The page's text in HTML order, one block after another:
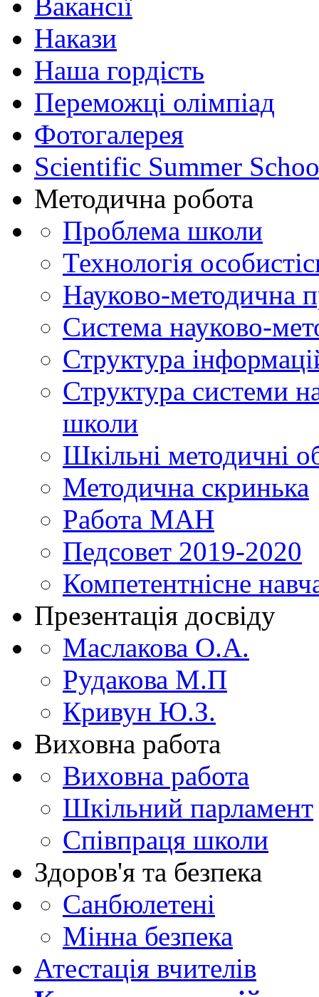
Вакансії
Накази
Наша гордість
Переможці олімпіад
Фотогалерея
Scientific Summer
Методична робота
Проблема школи
Технологія
Науково-методична
Система науково-
Структура
Структура системи
школи
Шкільні методичні
Методична скринька
Работа МАН
Педсовет 2019-2020
Компетентнісне
Презентація досвіду
Маслакова О.А.
Рудакова М.П
Кривун Ю.З.
Виховна работа
Виховна работа
Шкільний парламент
Співпраця школи
Здоров'я та безпека
Санбюлетені
Мінна безпека
Атестація вчителів